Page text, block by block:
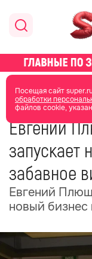
Посещая сайт
обработки
файлов cookie,
главная
11 июня 11:29
Евгений
запускает
забавное
Евгений
новый